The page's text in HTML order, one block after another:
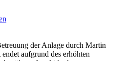
der Anlage durch Martin
aufgrund des erhöhten